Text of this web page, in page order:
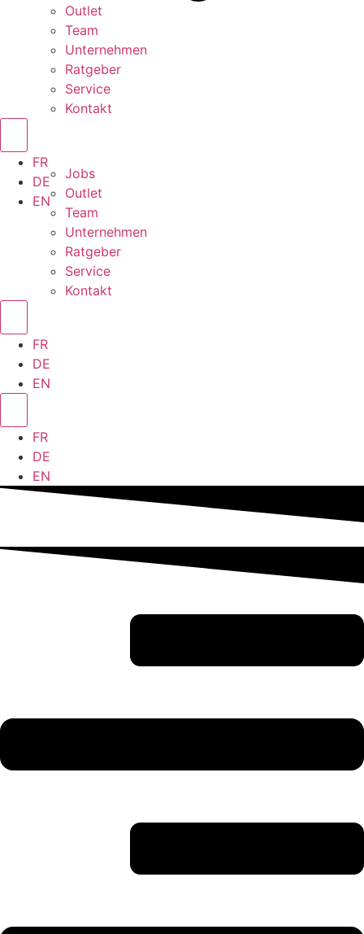
Jobs
Outlet
Team
Unternehmen
Ratgeber
Service
Kontakt
FR
DE
EN
Outlet
Team
Unternehmen
Ratgeber
Service
Kontakt
FR
DE
EN
FR
DE
EN